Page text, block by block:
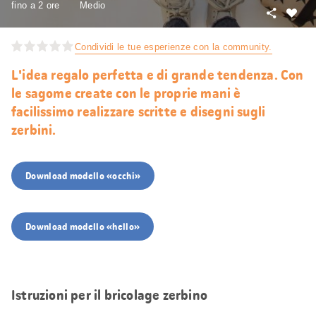
Condividi le tue esperienze con la community.
fino a 2 ore
Medio
Mi
Condividi
L'idea regalo perfetta e di grande tendenza. Con
le sagome create con le proprie mani è
facilissimo realizzare scritte e disegni sugli
zerbini.
Download modello «occhi»
Download modello «hello»
Istruzioni per il bricolage zerbino